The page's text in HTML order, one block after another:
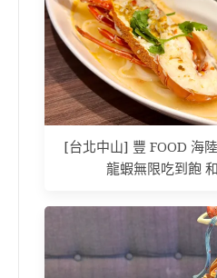
[台北中山] 豐 FOOD 海
龍蝦無限吃到飽